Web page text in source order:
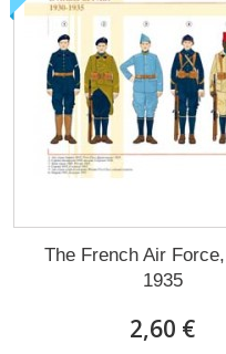
The French Air
1935
2,60 €